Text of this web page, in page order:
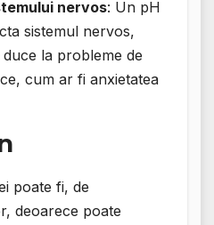
nervos: Un pH
sistemul nervos,
la probleme de
cum ar fi anxietatea
poate fi, de
deoarece poate